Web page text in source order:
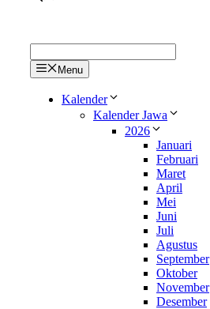
Menu
Kalender
Kalender Jawa
2026
Januari
Februari
Maret
April
Mei
Juni
Juli
Agustus
September
Oktober
November
Desember